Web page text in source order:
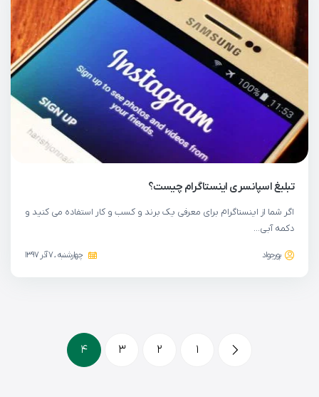
تبلیغ اسپانسری اینستاگرام چیست؟
اگر شما از اینستاگرام برای معرفی یک برند و کسب و کار استفاده می کنید و
دکمه آبی…
پورجواد چهارشنبه ، 7 آذر 1397
1
2
3
4